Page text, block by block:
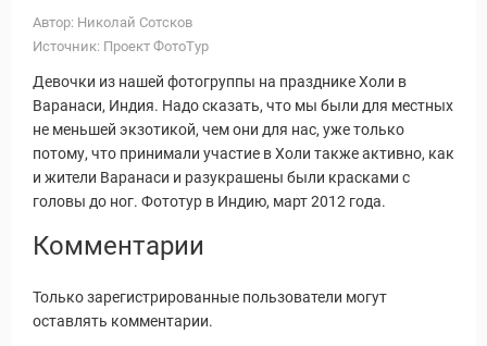
Автор: Николай Сотсков
Источник: Проект ФотоТур
Девочки из нашей фотогруппы на празднике Холи в
Варанаси, Индия. Надо сказать, что мы были для местных
не меньшей экзотикой, чем они для нас, уже только
потому, что принимали участие в Холи также активно, как
и жители Варанаси и разукрашены были красками с
головы до ног. Фототур в Индию, март 2012 года.
Комментарии
Только зарегистрированные пользователи могут
оставлять комментарии.